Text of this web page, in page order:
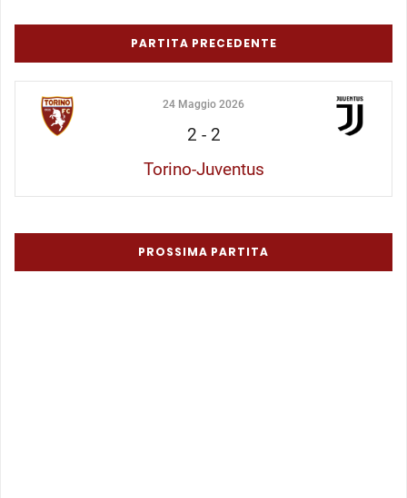
PARTITA PRECEDENTE
24 Maggio 2026
2 - 2
Torino-Juventus
PROSSIMA PARTITA